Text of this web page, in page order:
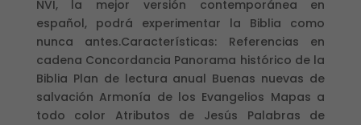
NVI, la mejor versión contemporánea en
español, podrá experimentar la Biblia como
nunca antes.Características: Referencias en
cadena Concordancia Panorama histórico de la
Biblia Plan de lectura anual Buenas nuevas de
salvación Armonía de los Evangelios Mapas a
todo color Atributos de Jesús Palabras de